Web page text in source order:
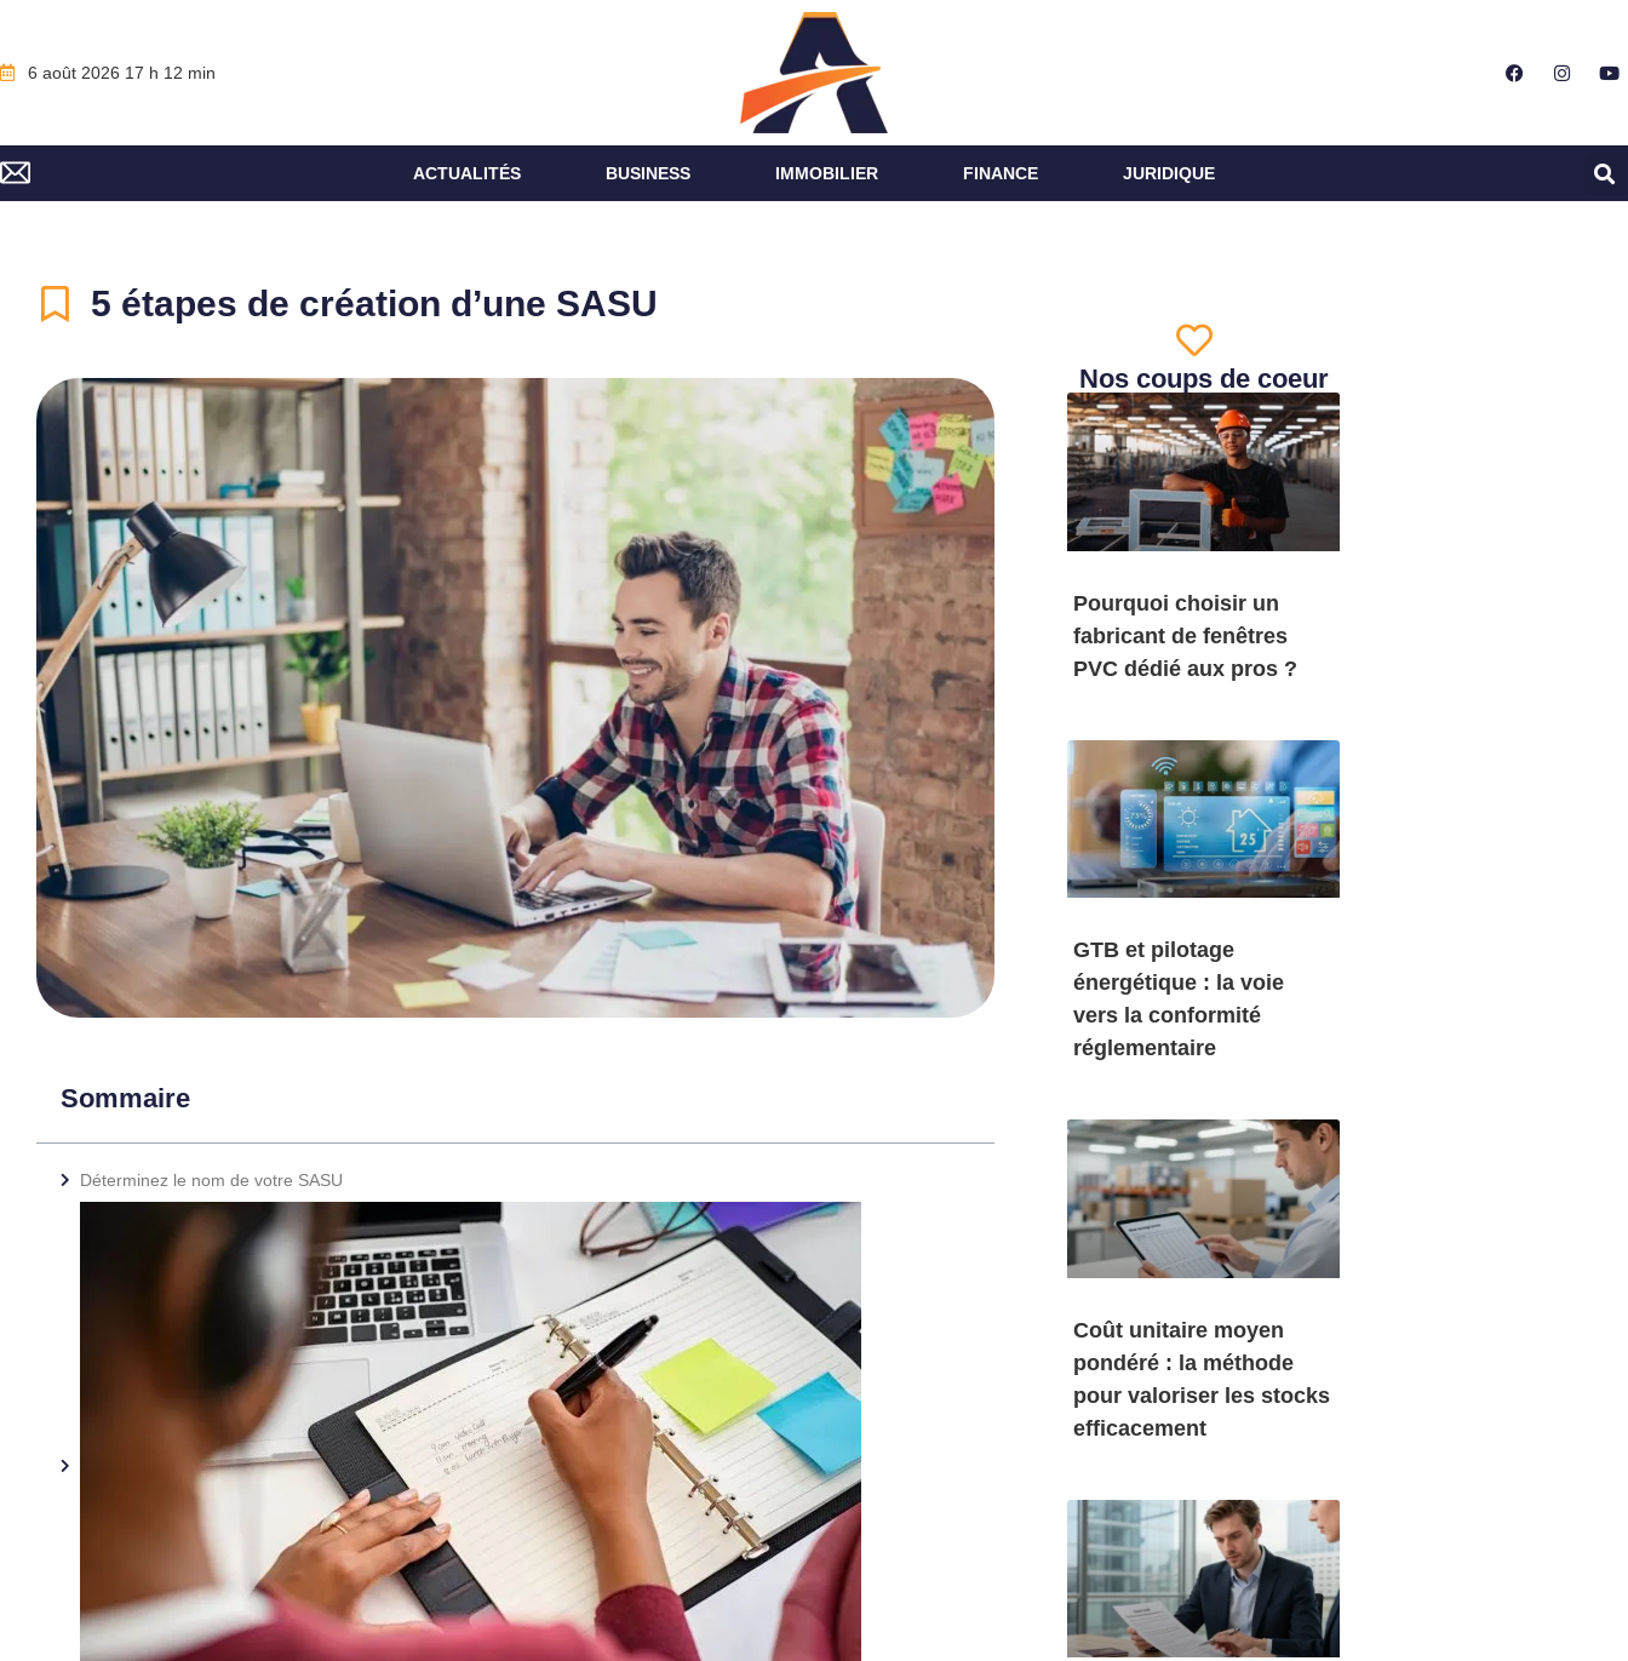
6 août 2026 17 h 12 min
ACTUALITÉS BUSINESS IMMOBILIER FINANCE JURIDIQUE
5 étapes de création d’une SASU
Sommaire
Déterminez le nom de votre SASU
Nos coups de coeur
Pourquoi choisir un
fabricant de fenêtres
PVC dédié aux pros ?
GTB et pilotage
énergétique : la voie
vers la conformité
réglementaire
Coût unitaire moyen
pondéré : la méthode
pour valoriser les stocks
efficacement